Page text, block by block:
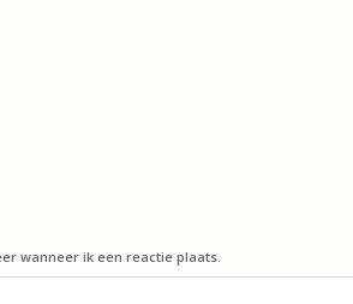
wanneer ik een reactie plaats.